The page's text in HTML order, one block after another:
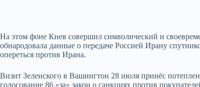
На этом фоне Киев совершил символический и
обнародовала данные о передаче Россией Ирану
опереться против Ирана.
Визит Зеленского в Вашингтон 28 июля принёс
голосование 86 «за» закон о санкциях против